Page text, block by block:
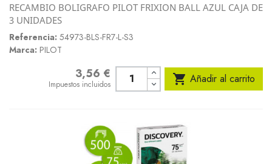
RECAMBIO BOLIGRAFO PILOT FRIXION BALL AZUL CAJA DE
3 UNIDADES
Referencia: 54973-BLS-FR7-L-S3
Marca: PILOT
3,56 €
Impuestos incluidos  Añadir al carrito